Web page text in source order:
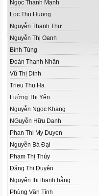
Ngọc Thanh Mạnh
Loc Thu Huong
Nguyễn Thanh Thư
Nguyễn Thị Oanh
Bình Tùng
Đoàn Thanh Nhân
Vũ Thị Dinh
Trieu Thu Ha
Lường Thị Yến
Nguyễn Ngọc Khang
NGuyễn Hữu Danh
Phan Thi My Duyen
Nguyễn Bá Đại
Phạm Thị Thúy
Đặng Thị Duyên
Nguyển thị thanh hằng
Phùng Văn Tình